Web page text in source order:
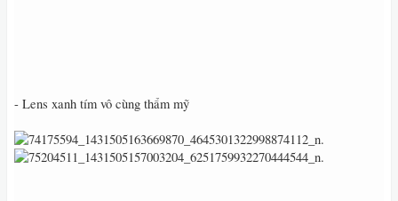
- Lens xanh tím vô cùng thẩm mỹ